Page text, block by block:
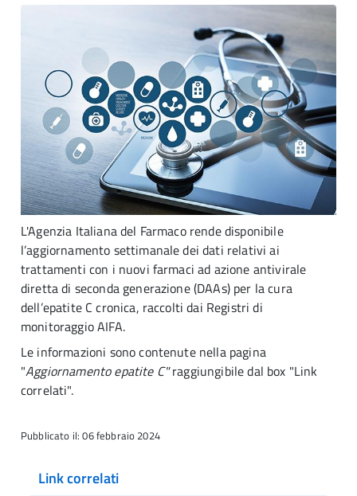
L'Agenzia Italiana del Farmaco rende disponibile
l’aggiornamento settimanale dei dati relativi ai
trattamenti con i nuovi farmaci ad azione antivirale
diretta di seconda generazione (DAAs) per la cura
dell’epatite C cronica, raccolti dai Registri di
monitoraggio AIFA.
Le informazioni sono contenute nella pagina
"Aggiornamento epatite C"raggiungibile dal box "Link
correlati".
Pubblicato il: 06 febbraio 2024
Link correlati